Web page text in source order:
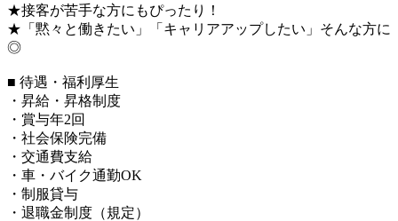
★接客が苦手な方にもぴったり！
★「黙々と働きたい」「キャリアアップしたい」そんな方に
◎
■ 待遇・福利厚生
・昇給・昇格制度
・賞与年2回
・社会保険完備
・交通費支給
・車・バイク通勤OK
・制服貸与
・退職金制度（規定）